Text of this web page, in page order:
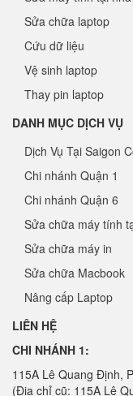
Sửa chữa laptop
Cứu dữ liệu
Vệ sinh laptop
Thay pin laptop
DANH MỤC DỊCH VỤ
Dịch Vụ Tại Saigon
Chi nhánh Quận 1
Chi nhánh Quận 6
Sửa chữa máy tính
Sửa chữa máy in
Sửa chữa Macbook
Nâng cấp Laptop
LIÊN HỆ
CHI NHÁNH 1:
115A Lê Quang Định,
(Địa chỉ cũ: 115A Lê